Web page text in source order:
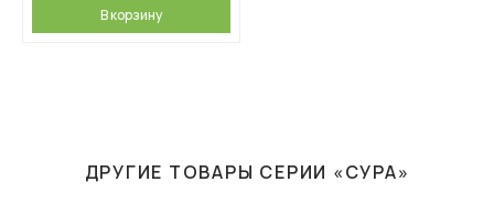
В корзину
ДРУГИЕ ТОВАРЫ СЕРИИ «СУРА»